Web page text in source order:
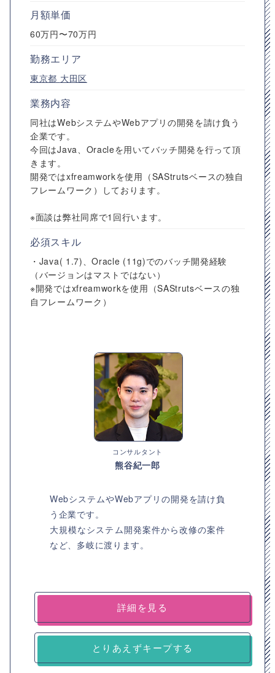
月額単価
60万円〜70万円
勤務エリア
東京都 大田区
業務内容
同社はWebシステムやWebアプリの開発を請け負う
企業です。
今回はJava、Oracleを用いてバッチ開発を行って頂
きます。
開発ではxfreamworkを使用（SAStrutsベースの独自
フレームワーク）しております。
※面談は弊社同席で1回行います。
必須スキル
・Java( 1.7)、Oracle (11g)でのバッチ開発経験
（バージョンはマストではない）
※開発ではxfreamworkを使用（SAStrutsベースの独
自フレームワーク）
コンサルタント
熊谷紀一郎
WebシステムやWebアプリの開発を請け負
う企業です。
大規模なシステム開発案件から改修の案件
など、多岐に渡ります。
詳細を見る
とりあえずキープする